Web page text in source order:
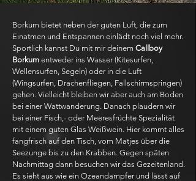
Borkum bietet neben der guten Luft, die zum
Einatmen und Entspannen einlädt noch viel mehr.
Sportlich kannst Du mit mir deinem Callboy
Borkum entweder ins Wasser (Kitesurfen,
Wellensurfen, Segeln) oder in die Luft
(Wingsurfen, Drachenfliegen, Fallschirmspringen)
gehen. Vielleicht bleiben wir aber auch am Boden
bei einer Wattwanderung. Danach plaudern wir
bei einer Fisch,- oder Meeresfrüchte Spezialität
mit einem guten Glas Weißwein. Hier kommt alles
fangfrisch auf den Tisch, vom Matjes über die
Seezunge bis zu den Krabben. Gegen späten
Nachmittag dann besuchen wir das Gezeitenland.
Es sieht aus wie ein Ozeandampfer und lässt auf